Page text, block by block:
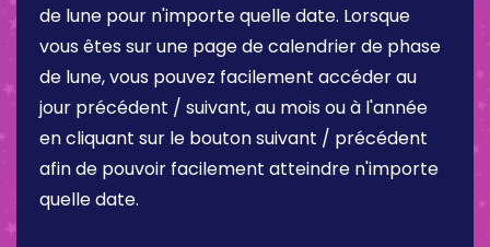
de lune pour n'importe quelle date. Lorsque
vous êtes sur une page de calendrier de phase
de lune, vous pouvez facilement accéder au
jour précédent / suivant, au mois ou à l'année
en cliquant sur le bouton suivant / précédent
afin de pouvoir facilement atteindre n'importe
quelle date.